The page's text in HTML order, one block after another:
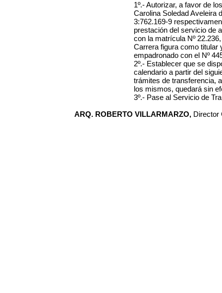
1º.- Autorizar, a favor de
Carolina Soledad Aveleira
3:762.169-9
prestación del servicio de
con la matrícula Nº 22.236
Carrera figura como titular
empadronado con el Nº
2º.- Establecer que se
calendario a partir del
trámites de transferencia,
los mismos, quedará sin
3º.- Pase al Servicio de
ARQ. ROBERTO VILLARMARZO, Director